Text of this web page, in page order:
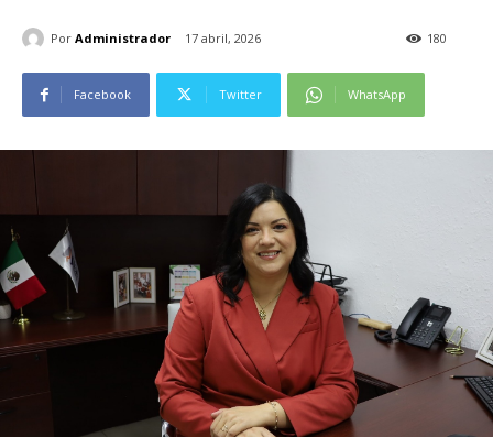
Por Administrador 17 abril, 2026 180
Facebook Twitter WhatsApp